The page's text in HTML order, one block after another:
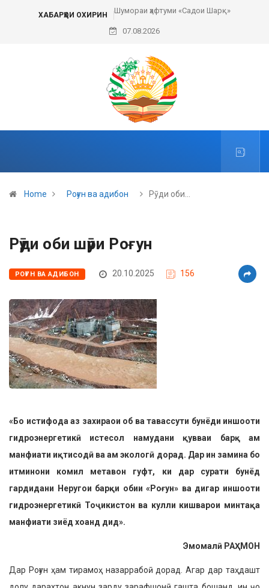
ХАБАРҲОИ ОХИРИН Шумораи ҳафтуми «Садои Шарқ»
07.08.2026
Home Роғун ва адибон Рӯди оби…
Рӯди оби шӯри Роғун
РОҒУН ВА АДИБОН 20.10.2025 156
«Бо истифода аз захираои об ва тавассути бунёди иншооти
гидроэнергетикӣ истесол наму­дани қувваи барқ
ам
манфиати иқтисодӣ ваам экологӣ дорад. Дар ин замина бо
итминони ко­мил метавон гуфт, ки дар сурати бунёд
гардидани Неругои барқи обии «Роғун» ва дигар иншооти
гидроэнергетикӣ Тоҷикистон ва кулли кишварои минтақа
ман­фиати зиёд хоанд дид».
Эмомалӣ РАҲМОН
Дар Роғун ҳам тирамоҳ назаррабоӣ дорад. Агар дар таҳдашт